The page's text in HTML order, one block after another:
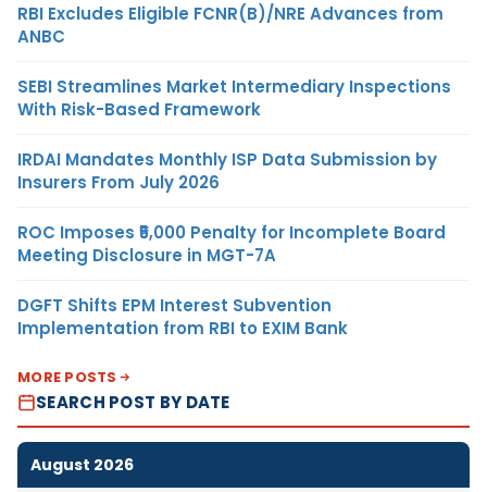
RBI Excludes Eligible FCNR(B)/NRE Advances from
ANBC
SEBI Streamlines Market Intermediary Inspections
With Risk-Based Framework
IRDAI Mandates Monthly ISP Data Submission by
Insurers From July 2026
ROC Imposes ₹5,000 Penalty for Incomplete Board
Meeting Disclosure in MGT-7A
DGFT Shifts EPM Interest Subvention
Implementation from RBI to EXIM Bank
MORE POSTS
SEARCH POST BY DATE
August 2026